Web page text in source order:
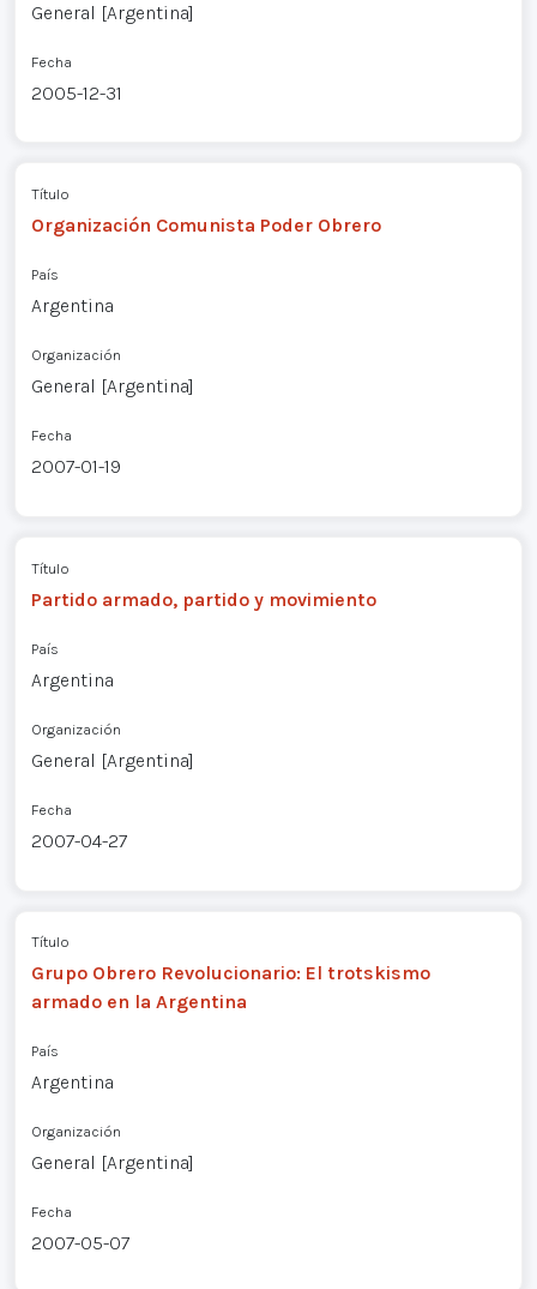
General [Argentina]
Fecha
2005-12-31
Título
Organización Comunista Poder Obrero
País
Argentina
Organización
General [Argentina]
Fecha
2007-01-19
Título
Partido armado, partido y movimiento
País
Argentina
Organización
General [Argentina]
Fecha
2007-04-27
Título
Grupo Obrero Revolucionario: El trotskismo
armado en la Argentina
País
Argentina
Organización
General [Argentina]
Fecha
2007-05-07